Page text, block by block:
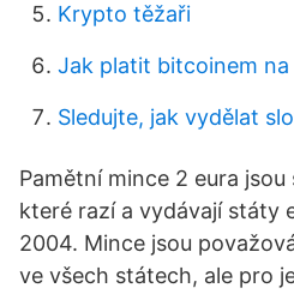
Krypto těžaři
Jak platit bitcoinem na
Sledujte, jak vydělat
Pamětní mince 2 eura
které razí a vydávají státy
2004. Mince jsou
ve všech státech, ale pro